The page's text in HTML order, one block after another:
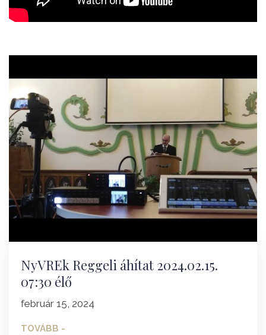
NyVREk Reggeli áhítat 2024.02.15.
07:30 élő
február 15, 2024
TOVÁBB -